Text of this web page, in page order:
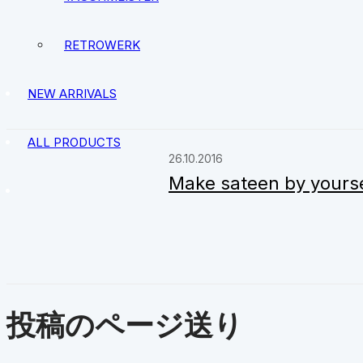
RETROWERK
NEW ARRIVALS
ALL PRODUCTS
Use and service of
26.10.2016
Make sateen by
投稿のページ送り